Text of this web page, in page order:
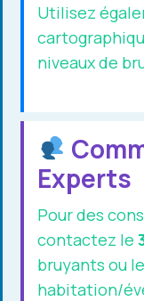
Utilisez
niveaux de
Experts
Pour des
contactez le
bruyants ou le
habitation/